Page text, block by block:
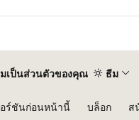
มเป็นส่วนตัวของคุณ ธีม
อร์ชันก่อนหน้านี้ บล็อก ส